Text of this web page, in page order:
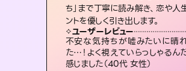
ち」まで丁寧に読み解き、恋や人
ントを優しく引き出します。
ユーザーレビュー
不安な気持ちが嘘みたいに晴
た…！よく視えていらっしゃるん
感じました（40代 女性）
い未来をサポートします。
ユーザーレビュー
とても心温まる鑑定でした。し
らは何も言っていないのに視え
しゃるんだなと驚きです（30代
選択できるようアドバイス
ユーザーレビュー
職場の人の性質や人間関係
本当によく視えていてびっく
打てて前向きになれます（
復縁、恋愛、不倫の行方、同性愛や片思い、仕事関係や借金問題まで知りたいことや心の負担になっていること
ユーザーレビュー
安心感のあり、言い切って
さない鑑定のおかげで、毎
持ちを整えられます（30
体的な対策をお伝えし
ユーザーレビュー
複雑な背景もしっかり聞
いただけました。気持ちが
た（50代 女性）
寧に読み解き恋愛成就へ
ユーザーレビュー
鑑定していただいてアド
動すると仲が復活してき
とうございました（40代